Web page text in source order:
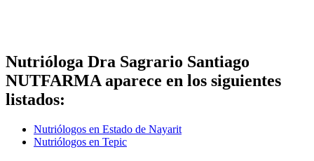
Nutrióloga Dra Sagrario Santiago
NUTFARMA aparece en los siguientes
listados:
Nutriólogos en Estado de Nayarit
Nutriólogos en Tepic